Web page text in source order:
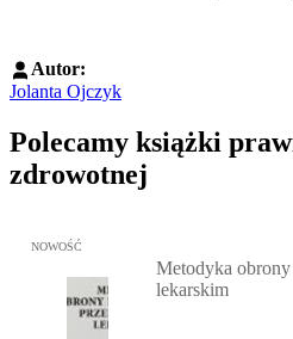
Autor:
Jolanta Ojczyk
Polecamy książki
zdrowotnej
Przejdź do: Metodyka obrony
NOWOŚĆ
Metodyka obrony
lekarskim